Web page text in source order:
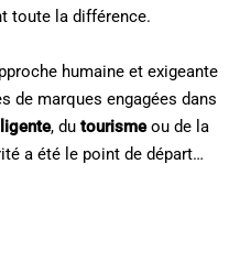
toute la différence.
humaine et exigeante
de marques engagées dans
, du tourismeou de la
a été le point de départ…